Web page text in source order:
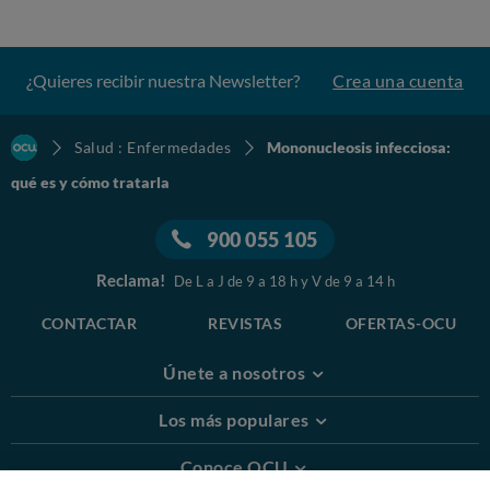
contagio durante el embarazo sí puede resultar
No existe tratamiento específico para la mononucleosis
infecciosa, aunque sí pueden aliviarse sus síntomas. El
reposodurante la fase aguda.
Para la fiebre y el dolor, puede tomarse un
agua y líquidospara evitar la
deshidratación.
dolor de gargantaalivia tomar bebidas
¿Quieres recibir nuestra Newsletter? Crea una cuenta
Salud : Enfermedades
Mononucleosis infecciosa:
qué es y cómo tratarla
900 055 105
Reclama! De L a J de 9 a 18 h y V de 9 a 14 h
CONTACTAR REVISTAS OFERTAS-OCU
Únete a nosotros
Los más populares
Conoce OCU